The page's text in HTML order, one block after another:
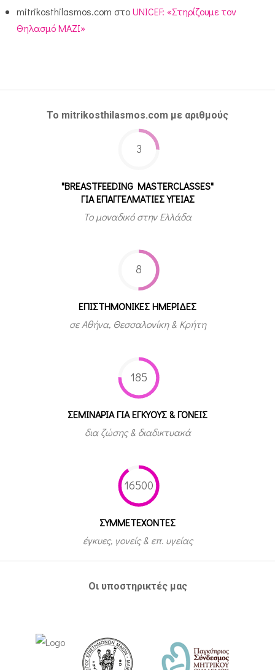
mitrikosthilasmos.com στοUNICEF: «Στηρίζουμε τον
Θηλασμό ΜΑΖΙ»
Το mitrikosthilasmos.com με αριθμούς
3
"BREASTFEEDING MASTERCLASSES"
ΓΙΑ ΕΠΑΓΓΕΛΜΑΤΙΕΣ ΥΓΕΙΑΣ
Το μοναδικό στην Ελλάδα
8
ΕΠΙΣΤΗΜΟΝΙΚΕΣ ΗΜΕΡΙΔΕΣ
σε Αθήνα, Θεσσαλονίκη & Κρήτη
185
ΣΕΜΙΝΑΡΙΑ ΓΙΑ ΕΓΚΥΟΥΣ & ΓΟΝΕΙΣ
δια ζώσης & διαδικτυακά
16500
ΣΥΜΜΕΤEΧΟΝΤΕΣ
έγκυες, γονείς & επ. υγείας
Οι υποστηρικτές μας